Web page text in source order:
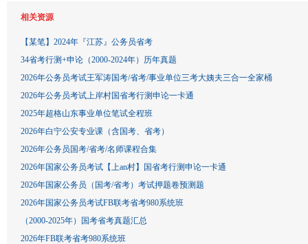
相关资源
【某笔】2024年『江苏』公务员省考
34省考行测+申论（2000-2024年）历年真题
2026年公务员考试王军涛国考/省考/事业单位三考大姨夫三合一全家桶
2026年公务员考试上岸村国省考行测申论一卡通
2025年超格山东事业单位笔试全程班
2026年白宁公安专业课（含国考、省考）
2026年公务员国考/省考/名师课程合集
2026年国家公务员考试【上an村】国省考行测申论一卡通
2026年国家公务员（国考/省考）考试押题卷预测题
2026年国家公务员考试FB联考省考980系统班
（2000-2025年）国考省考真题汇总
2026年FB联考省考980系统班